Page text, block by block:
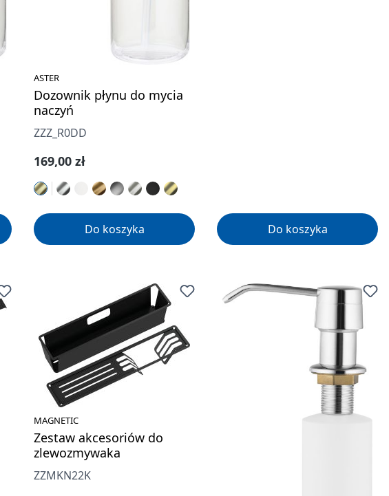
ASTER
Dozownik płynu do mycia
naczyń
ZZZ_R0DD
Cena regularna:
169,00 zł
Do koszyka Do koszyka
MAGNETIC
Zestaw akcesoriów do
zlewozmywaka
ZZMKN22K